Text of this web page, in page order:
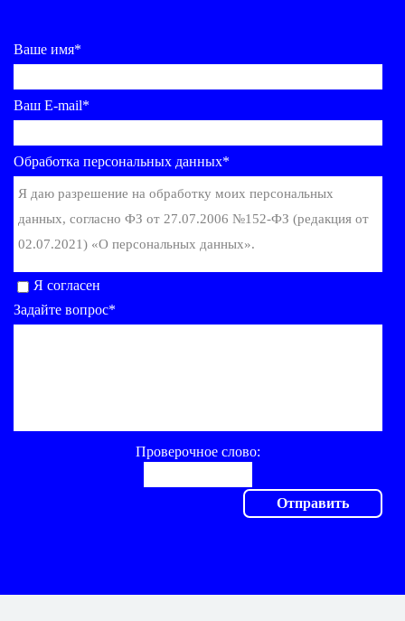
Ваше имя*
Ваш E-mail*
Обработка персональных данных*
Я даю разрешение на обработку моих персональных
данных, согласно ФЗ от 27.07.2006 №152-ФЗ (редакция от
02.07.2021) «О персональных данных».
Я согласен
Задайте вопрос*
Проверочное слово: